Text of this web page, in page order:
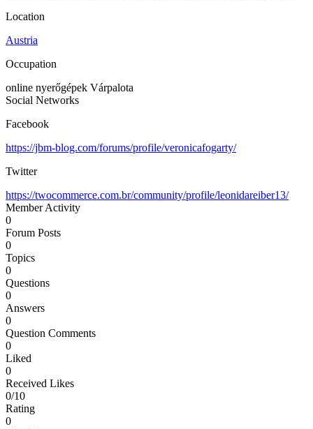
Location
Austria
Occupation
online nyerőgépek Várpalota
Social Networks
Facebook
https://jbm-blog.com/forums/profile/veronicafogarty/
Twitter
https://twocommerce.com.br/community/profile/leonidareiber13/
Member Activity
0
Forum Posts
0
Topics
0
Questions
0
Answers
0
Question Comments
0
Liked
0
Received Likes
0/10
Rating
0